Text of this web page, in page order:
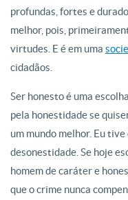
profundas, fortes e
melhor, pois,
virtudes. E é em uma
cidadãos.
Ser honesto é uma
pela honestidade se
um mundo melhor. Eu
desonestidade. Se hoje
homem de caráter e
que o crime nunca